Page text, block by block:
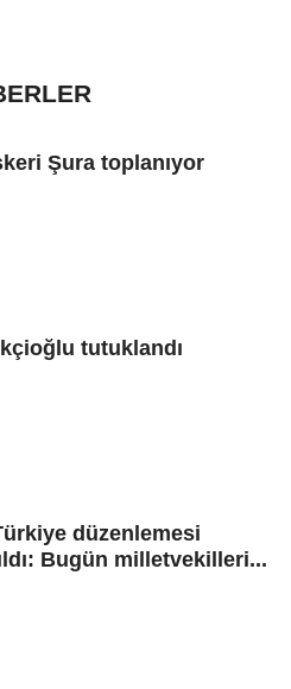
Şura toplanıyor
tutuklandı
düzenlemesi
Bugün milletvekilleri...